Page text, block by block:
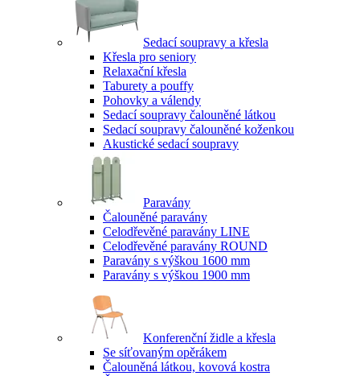
Sedací soupravy a křesla
Křesla pro seniory
Relaxační křesla
Taburety a pouffy
Pohovky a válendy
Sedací soupravy čalouněné látkou
Sedací soupravy čalouněné koženkou
Akustické sedací soupravy
Paravány
Čalouněné paravány
Celodřevěné paravány LINE
Celodřevěné paravány ROUND
Paravány s výškou 1600 mm
Paravány s výškou 1900 mm
Konferenční židle a křesla
Se síťovaným opěrákem
Čalouněná látkou, kovová kostra